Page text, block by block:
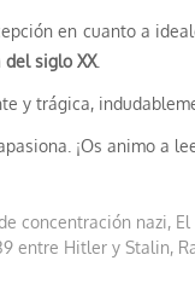
en cuanto a
siglo XX.
y trágica,
¡Os animo a
concentración nazi,
entre Hitler y Stalin,